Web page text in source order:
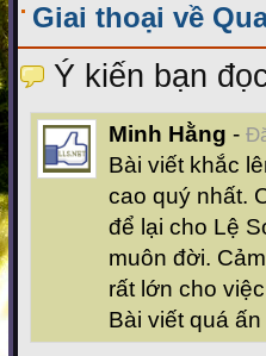
Giai thoại về
Ý kiến bạn
Minh Hằng -
Bài viết khắc
cao quý nhất.
để lại cho Lệ
muôn đời.
rất lớn cho
Bài viết quá